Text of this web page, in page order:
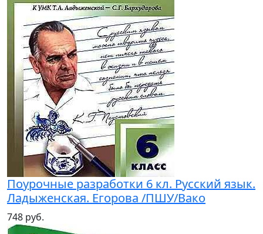
Поурочные разработки 6 кл. Русский язык.
Ладыженская. Егорова /ПШУ/Вако
748 руб.